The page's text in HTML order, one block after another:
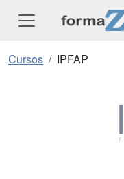
Cursos IPFAP